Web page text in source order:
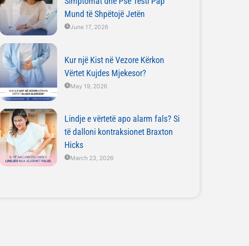
Mund të Shpëtojë Jetën
June 17, 2026
Kur një Kist në Vezore Kërkon
Vërtet Kujdes Mjekesor?
May 19, 2026
Lindje e vërtetë apo alarm fals? Si
të dalloni kontraksionet Braxton
Hicks
March 23, 2026